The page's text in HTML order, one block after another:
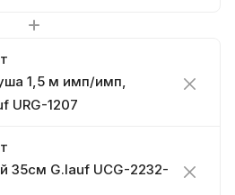
1,5 м имп/имп,
URG-1207
35см G.lauf UCG-2232-